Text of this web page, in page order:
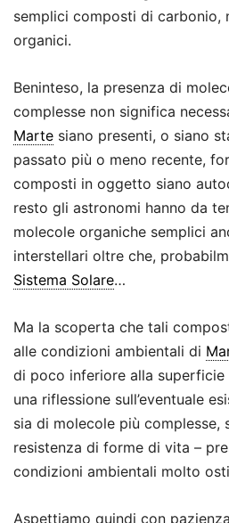
semplici composti di carbonio,
organici.
Beninteso, la presenza di
complesse non significa
Marte siano presenti, o siano
passato più o meno recente,
composti in oggetto siano
resto gli astronomi hanno da
molecole organiche semplici
interstellari oltre che,
Sistema Solare…
Ma la scoperta che tali
alle condizioni ambientali di
di poco inferiore alla superficie
una riflessione sull’eventuale
sia di molecole più complesse,
resistenza di forme di vita –
condizioni ambientali molto
Aspettiamo quindi con